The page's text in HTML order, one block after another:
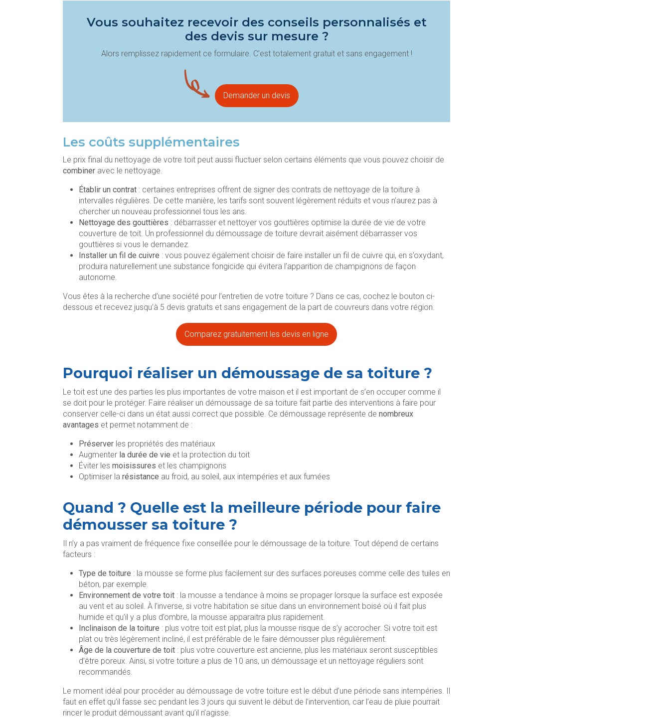
Vous souhaitez recevoir des conseils personnalisés et
des devis sur mesure ?
Alors remplissez rapidement ce formulaire. C’est totalement gratuit et sans engagement !
Demander un devis
Les coûts supplémentaires
Le prix final du nettoyage de votre toit peut aussi fluctuer selon certains éléments que vous pouvez choisir de
combiner avec le nettoyage.
Établir un contrat : certaines entreprises offrent de signer des contrats de nettoyage de la toiture à
intervalles régulières. De cette manière, les tarifs sont souvent légèrement réduits et vous n’aurez pas à
chercher un nouveau professionnel tous les ans.
Nettoyage des gouttières : débarrasser et nettoyer vos gouttières optimise la durée de vie de votre
couverture de toit. Un professionnel du démoussage de toiture devrait aisément débarrasser vos
gouttières si vous le demandez.
Installer un fil de cuivre : vous pouvez également choisir de faire installer un fil de cuivre qui, en s’oxydant,
produira naturellement une substance fongicide qui évitera l’apparition de champignons de façon
autonome.
Vous êtes à la recherche d’une société pour l’entretien de votre toiture ? Dans ce cas, cochez le bouton ci-
dessous et recevez jusqu’à 5 devis gratuits et sans engagement de la part de couvreurs dans votre région.
Comparez gratuitement les devis en ligne
Pourquoi réaliser un démoussage de sa toiture ?
Le toit est une des parties les plus importantes de votre maison et il est important de s’en occuper comme il
se doit pour le protéger. Faire réaliser un démoussage de sa toiture fait partie des interventions à faire pour
conserver celle-ci dans un état aussi correct que possible. Ce démoussage représente de nombreux
avantages et permet notamment de :
Préserver les propriétés des matériaux
Augmenter la durée de vie et la protection du toit
Éviter les moisissures et les champignons
Optimiser la résistance au froid, au soleil, aux intempéries et aux fumées
Quand ? Quelle est la meilleure période pour faire
démousser sa toiture ?
Il n’y a pas vraiment de fréquence fixe conseillée pour le démoussage de la toiture. Tout dépend de certains
facteurs :
Type de toiture : la mousse se forme plus facilement sur des surfaces poreuses comme celle des tuiles en
béton, par exemple.
Environnement de votre toit : la mousse a tendance à moins se propager lorsque la surface est exposée
au vent et au soleil. À l’inverse, si votre habitation se situe dans un environnement boisé où il fait plus
humide et qu’il y a plus d’ombre, la mousse apparaitra plus rapidement.
Inclinaison de la toiture : plus votre toit est plat, plus la mousse risque de s’y accrocher. Si votre toit est
plat ou très légèrement incliné, il est préférable de le faire démousser plus régulièrement.
Âge de la couverture de toit : plus votre couverture est ancienne, plus les matériaux seront susceptibles
d’être poreux. Ainsi, si votre toiture a plus de 10 ans, un démoussage et un nettoyage réguliers sont
recommandés.
Le moment idéal pour procéder au démoussage de votre toiture est le début d’une période sans intempéries. Il
faut en effet qu’il fasse sec pendant les 3 jours qui suivent le début de l’intervention, car l’eau de pluie pourrait
rincer le produit démoussant avant qu’il n’agisse.